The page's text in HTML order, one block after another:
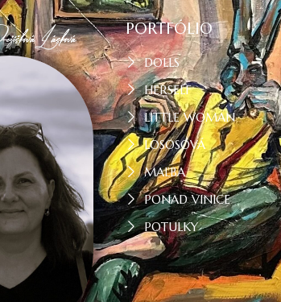
PORTFÓLIO
DOLLS
HERSELF
LITTLE WOMAN
LOSOSOVÁ
MAĽBA
PONAD VINICE
POTULKY